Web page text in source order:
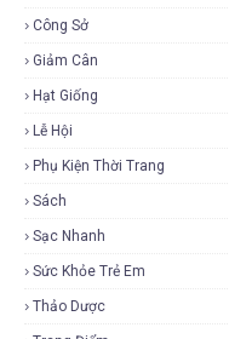
Công Sở
Giảm Cân
Hạt Giống
Lễ Hội
Phụ Kiện Thời Trang
Sách
Sạc Nhanh
Sức Khỏe Trẻ Em
Thảo Dược